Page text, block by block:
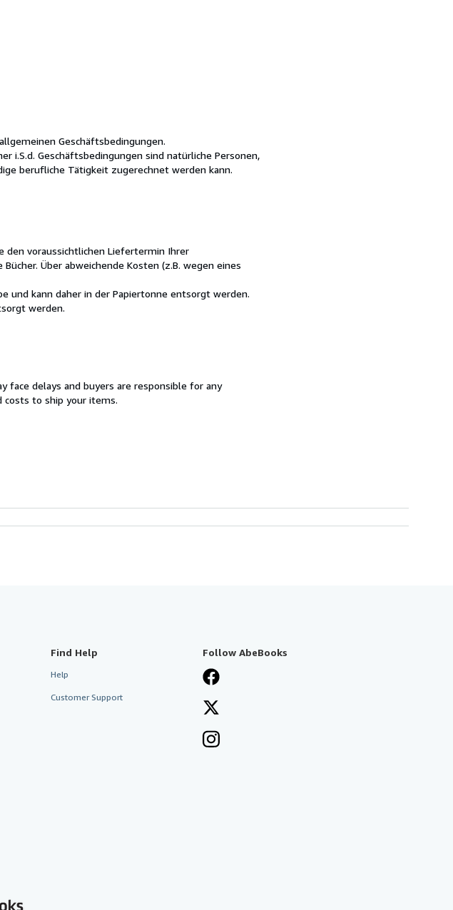
Geschäftsbedingungen.
i.S.d. Geschäftsbedingungen sind natürliche Personen,
berufliche Tätigkeit zugerechnet werden kann.
den voraussichtlichen Liefertermin Ihrer
Über abweichende Kosten (z.B. wegen eines
und kann daher in der Papiertonne entsorgt werden.
werden.
face delays and buyers are responsible for any
costs to ship your items.
Find Help
Help
Customer Support
Follow AbeBooks